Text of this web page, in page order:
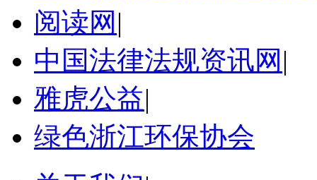
阅读网 |
中国法律法规资讯网 |
雅虎公益|
绿色浙江环保协会